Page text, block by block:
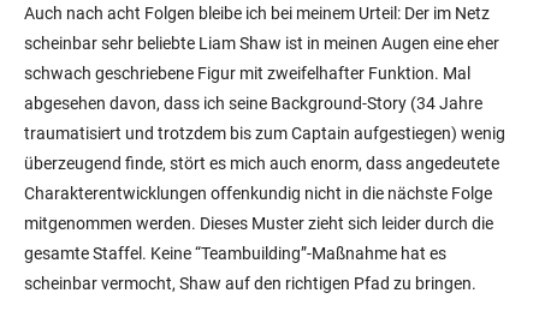
Auch nach acht Folgen bleibe ich bei meinem Urteil: Der im Netz
scheinbar sehr beliebte Liam Shaw ist in meinen Augen eine eher
schwach geschriebene Figur mit zweifelhafter Funktion. Mal
abgesehen davon, dass ich seine Background-Story (34 Jahre
traumatisiert und trotzdem bis zum Captain aufgestiegen) wenig
überzeugend finde, stört es mich auch enorm, dass angedeutete
Charakterentwicklungen offenkundig nicht in die nächste Folge
mitgenommen werden. Dieses Muster zieht sich leider durch die
gesamte Staffel. Keine “Teambuilding”-Maßnahme hat es
scheinbar vermocht, Shaw auf den richtigen Pfad zu bringen.